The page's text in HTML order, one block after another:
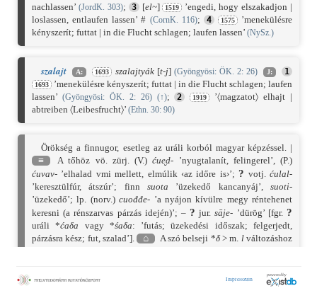
nachlassen’ (JordK. 303); 3 [el~] 1519
’engedi, hogy elszakadjon |
loslassen, entlaufen lassen’ # (CornK. 116); 4 1575 ’menekülésre
kényszerít; futtat | in die Flucht schlagen; laufen lassen’ (NySz.)
szalajt A: 1693 szalajtyák[t-j] (Gyöngyösi: ÖK. 2: 26) J: 1
1693
’menekülésre kényszerít; futtat | in die Flucht schlagen; laufen
lassen’ (Gyöngyösi: ÖK. 2: 26) (↑); 2 1919
’〈magzatot〉 elhajt |
abtreiben 〈Leibesfrucht〉’ (Ethn. 30: 90)
Örökség a finnugor, esetleg az uráli korból magyar képzéssel. |
≡
A tőhöz vö. zürj. (V.)ćue̮d- ’nyugtalanít, felingerel’, (P.)
ćuvav- ’elhalad vmi mellett, elmúlik ‹az időre is›’; ? votj.ćulal-
’keresztülfúr, átszúr’; finn suota ’üzekedő kancanyáj’, suoti-
’üzekedő’; lp. (norv.)cuođđe- ’a nyájon kívülre megy réntehenet
keresni (a rénszarvas párzás idején)’; – ? jur.sāje- ’dürög’ [fgr. ?
uráli *ćaδa vagy *śaδa: ’futás; üzekedési időszak; felgerjedt,
párzásra kész; fut, szalad’].
⌂ A szó belseji *δ> m. lváltozáshoz
kész’; ném.laufen läufig’felgerjedt,
-szt,